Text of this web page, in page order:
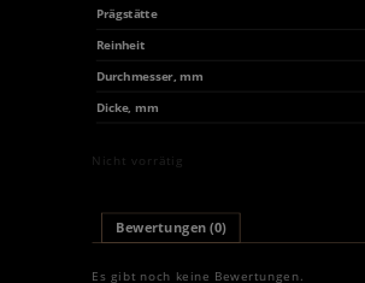
Prägstätte
Reinheit
Durchmesser, mm
Dicke, mm
Nicht vorrätig
Bewertungen (0)
Es gibt noch keine Bewertungen.